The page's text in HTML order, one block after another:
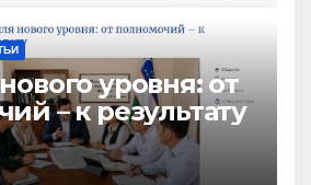
уровня: от
– к результату